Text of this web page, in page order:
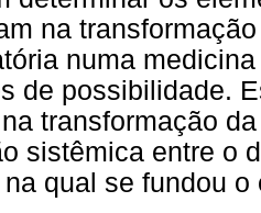
na
numa
de possibilidade.
transformação
sistêmica entre o
qual se fundou